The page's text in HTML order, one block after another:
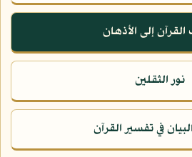
إلى الأذهان
نور الثقلين
في تفسير القرآن